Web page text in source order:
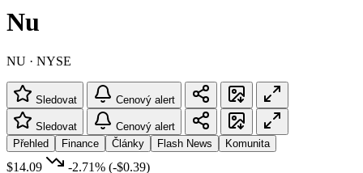
Nu
NU · NYSE
Sledovat Cenový alert
Sledovat
Cenový alert
Přehled
Finance Články Flash News Komunita
$14.09 -2.71% (-$0.39)